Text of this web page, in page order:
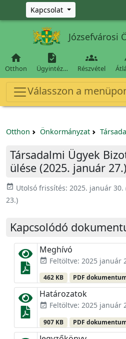
Ugrás a fő tartalomra
Kapcsolat
Józsefvárosi

Otthon

Ügyintéz…

Részvétel
Válasszon a
Otthon Önkormányzat
Társadalmi Ügyek
ülése (2025. január 27.)
event_available Utolsó frissítés: 2025. január 30.
23.)
Kapcsolódó
Meghívó
event_available Feltöltve: 2025 január
462 KB PDF
Határozatok
event_available Feltöltve: 2025 január
907 KB PDF